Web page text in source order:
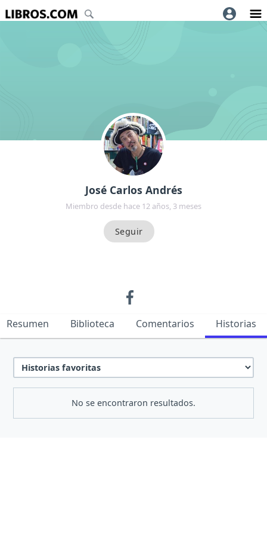
José Carlos Andrés
Miembro desde hace 12 años, 3 meses
Resumen Biblioteca Comentarios Historias
No se encontraron resultados.